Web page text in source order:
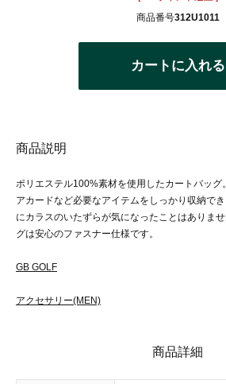
商品番号312U1011
カートに入れる
商品説明
ポリエステル100%素材を使用したカートバッグ
アカードなど必要なアイテムをしっかり収納で
にカラスのいたずらが気になったことはありま
グは安心のファスナー仕様です。
GB GOLF
アクセサリー(MEN)
商品詳細